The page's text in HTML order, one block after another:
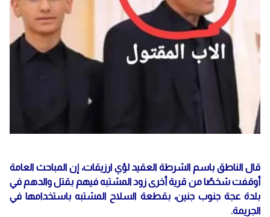
قال الناطق باسم الشرطة العقيد لؤي ارزيقات، إن المباحث العامة
أوقفت شخصًا من قرية أخرى زود المشتبه فيهم بقتل والدهم في
بلدة عجة جنوب جنين، بقطعة السلاح المشتبه باستخدامها في
الجريمة.